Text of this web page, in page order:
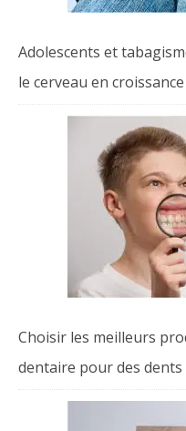
Adolescents et
le cerveau en croissance
Choisir les meilleurs
dentaire pour des